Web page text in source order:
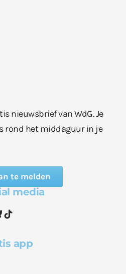
nieuwsbrief van WdG. Je
rond het middaguur in je
te melden
media
app